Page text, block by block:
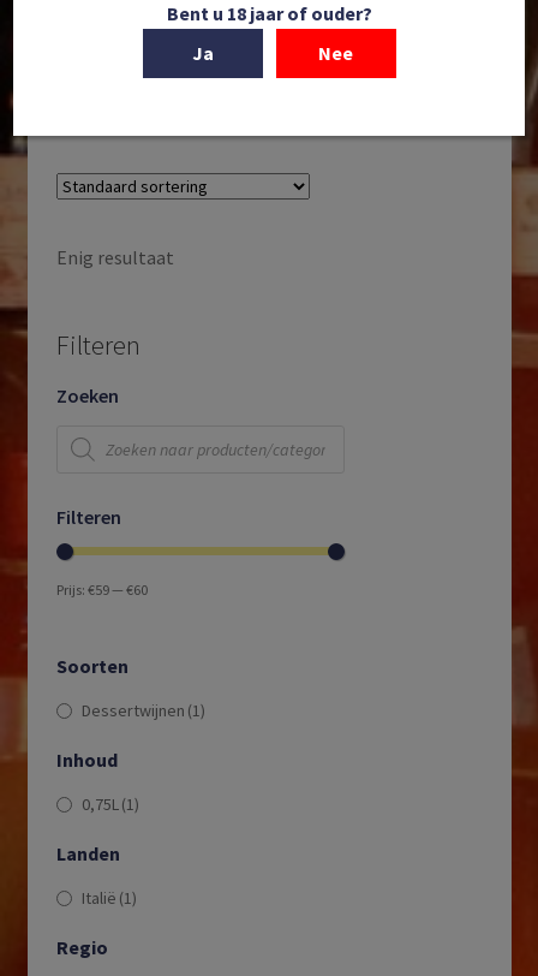
Ricasoli | Vin Santo del Chianti Classico | DOC Vin
€59,95
Enig resultaat
Filteren
Zoeken
Producten
zoeken
Filteren
Prijs: €59— €60
Soorten
Dessertwijnen (1)
Inhoud
0,75L(1)
Landen
Italië (1)
Regio
Bent u 18 jaar of ouder?
Ja
Nee